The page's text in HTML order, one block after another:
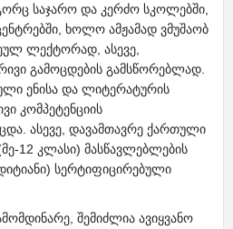
საჯარო და კერძო სკოლებში,
ხოლო ამჟამად ვმუშაობ
ლექტორად, ასევე,
გამოცდების გამსწორებლად.
ენისა და ლიტერატურის
კომპეტენციის
ასევე, დავამთავრე ქართული
12 კლასი) მასწავლებლების
სერტიფიცირებული
შემიძლია ავიყვანო